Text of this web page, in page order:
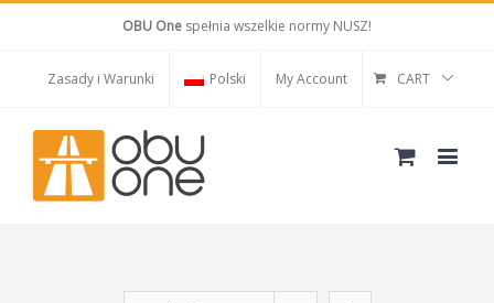
OBU One spełnia wszelkie normy NUSZ!
Zasady i Warunki Polski My Account CART